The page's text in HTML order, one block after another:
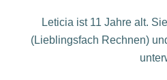
Leticia ist 11 Jahre alt.
(Lieblingsfach Rechnen)